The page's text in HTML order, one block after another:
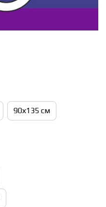
90х135 см